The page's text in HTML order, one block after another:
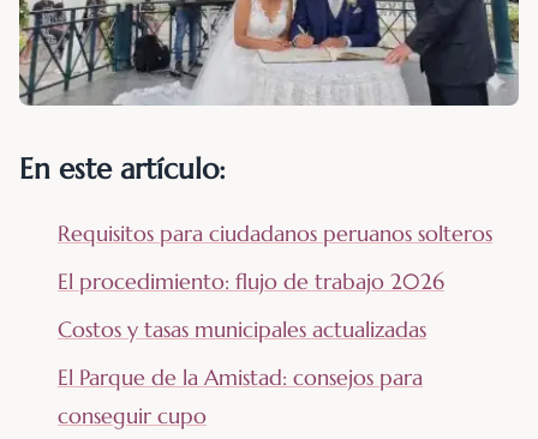
En este artículo:
Requisitos para ciudadanos peruanos solteros
El procedimiento: flujo de trabajo 2026
Costos y tasas municipales actualizadas
El Parque de la Amistad: consejos para
conseguir cupo